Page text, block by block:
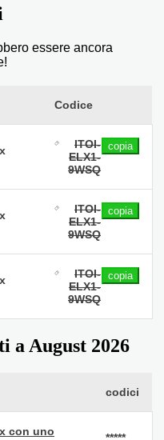
essere ancora
Codice
ITOI-
ELX1-
9WSQ
copia
ITOI-
ELX1-
9WSQ
copia
ITOI-
ELX1-
9WSQ
copia
a August 2026
codici
con uno